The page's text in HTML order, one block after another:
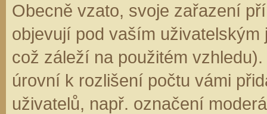
Obecně vzato, svoje zařazení
objevují pod vaším
což záleží na použitém
úrovní k rozlišení počtu vámi
uživatelů, např. označení